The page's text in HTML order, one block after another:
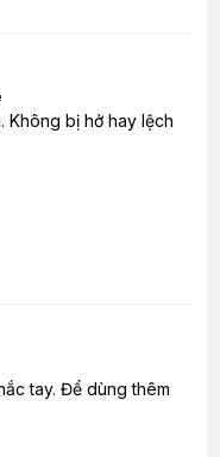
Không bị hở hay lệch
tay. Để dùng thêm